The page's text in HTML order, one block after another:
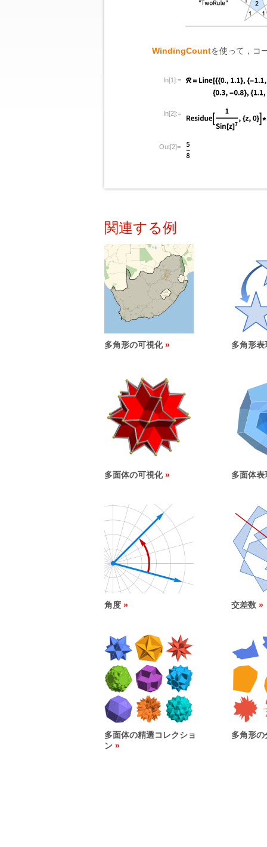
WindingCountを使って，コ
In[1]:=
In[2]:=
Out[2]=
関連する例
多角形の可視化 多角形表
多面体の可視化 多面体表
角度 交差数
多面体の精選コレクショ
ン
多角形の